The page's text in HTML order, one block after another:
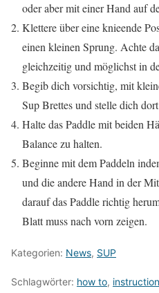
oder aber mit einer Hand auf
Klettere über eine knieende
einen kleinen Sprung. Achte
gleichzeitig und möglichst in
Begib dich vorsichtig, mit
Sup Brettes und stelle dich
Halte das Paddle mit beiden
Balance zu halten.
Beginne mit dem Paddeln
und die andere Hand in der
darauf das Paddle richtig
Blatt muss nach vorn zeigen.
Kategorien: News, SUP
Schlagwörter: how to, instruction